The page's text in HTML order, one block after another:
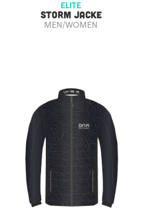
ELITE
STORM JACKE
MEN/WOMEN